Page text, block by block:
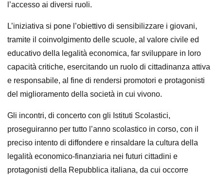
l’accesso ai diversi ruoli.
L’iniziativa si pone l’obiettivo di sensibilizzare i giovani,
tramite il coinvolgimento delle scuole, al valore civile ed
educativo della legalità economica, far sviluppare in loro
capacità critiche, esercitando un ruolo di cittadinanza attiva
e responsabile, al fine di rendersi promotori e protagonisti
del miglioramento della società in cui vivono.
Gli incontri, di concerto con gli Istituti Scolastici,
proseguiranno per tutto l’anno scolastico in corso, con il
preciso intento di diffondere e rinsaldare la cultura della
legalità economico-finanziaria nei futuri cittadini e
protagonisti della Repubblica italiana, da cui occorre